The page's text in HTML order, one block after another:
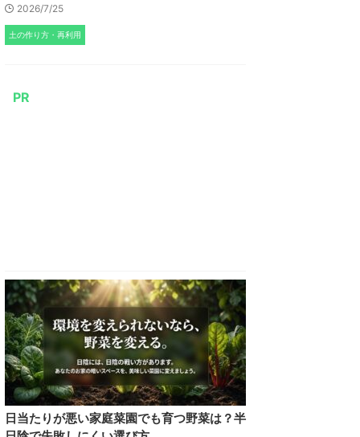
2026/7/25
土の作り方・再利用
PR
日当たりが悪い家庭菜園でも育つ野菜は？半